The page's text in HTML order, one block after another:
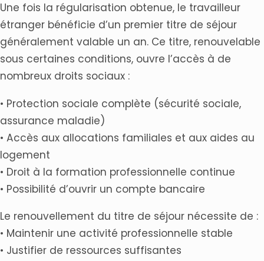
Une fois la régularisation obtenue, le travailleur
étranger bénéficie d’un premier titre de séjour
généralement valable un an. Ce titre, renouvelable
sous certaines conditions, ouvre l’accès à de
nombreux droits sociaux :
• Protection sociale complète (sécurité sociale,
assurance maladie)
• Accès aux allocations familiales et aux aides au
logement
• Droit à la formation professionnelle continue
• Possibilité d’ouvrir un compte bancaire
Le renouvellement du titre de séjour nécessite de :
• Maintenir une activité professionnelle stable
• Justifier de ressources suffisantes